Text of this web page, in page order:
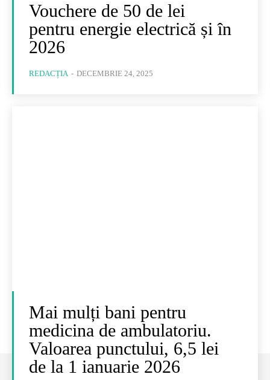
Vouchere de 50 de lei
pentru energie electrică și în
2026
REDACȚIA - DECEMBRIE 24, 2025
Mai mulți bani pentru
medicina de ambulatoriu.
Valoarea punctului, 6,5 lei
de la 1 ianuarie 2026